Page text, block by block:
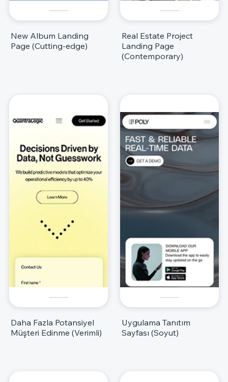
New Album Landing
Page (Cutting-edge)
Real Estate Project
Landing Page
(Contemporary)
Daha Fazla Potansiyel
Müşteri Edinme (Verimli)
Uygulama Tanıtım
Sayfası (Soyut)